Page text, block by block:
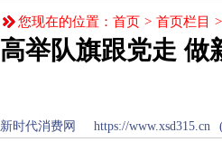
您现在的位置： 首页 > 首页栏目 >
高举队旗跟党走 做
新时代消费网 https://www.xsd315.cn